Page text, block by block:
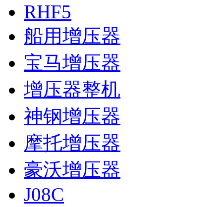
RHF5
船用增压器
宝马增压器
增压器整机
神钢增压器
摩托增压器
豪沃增压器
J08C